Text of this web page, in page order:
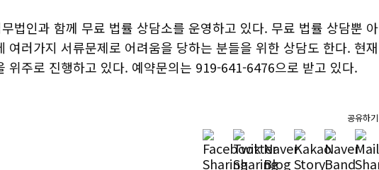
법인과 함께 무료 법률 상담소를 운영하고 있다. 무료 법률 상담뿐 아
여러가지 서류문제로 어려움을 당하는 분들을 위한 상담도 한다. 현재
위주로 진행하고 있다. 예약문의는 919-641-6476으로 받고 있다.
공유하기